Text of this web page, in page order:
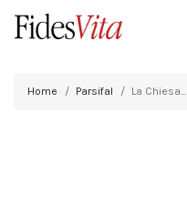
Home Parsifal La Chiesa...